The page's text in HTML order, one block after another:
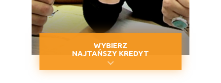
WYBIERZ
NAJTAŃSZY KREDYT